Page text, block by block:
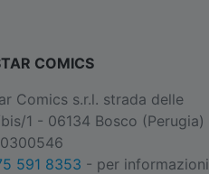
COMICS
Comics s.r.l. strada delle
1 - 06134 Bosco (Perugia)
591 8353 - per informazioni